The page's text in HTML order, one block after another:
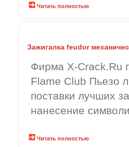
Читать полностью
Зажигалка feudor
Фирма X-Crack.Ru
Flame Club Пьезо
поставки лучших
нанесение
Читать полностью